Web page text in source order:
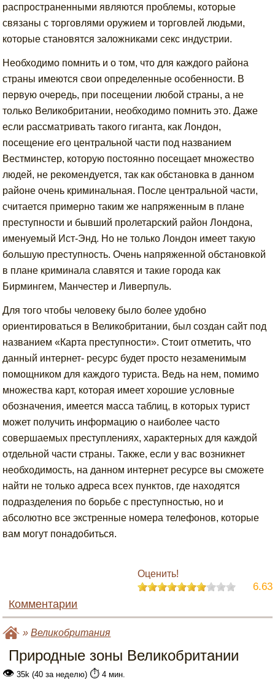
распространенными являются проблемы, которые
связаны с торговлями оружием и торговлей людьми,
которые становятся заложниками секс индустрии.
Необходимо помнить и о том, что для каждого района
страны имеются свои определенные особенности. В
первую очередь, при посещении любой страны, а не
только Великобритании, необходимо помнить это. Даже
если рассматривать такого гиганта, как Лондон,
посещение его центральной части под названием
Вестминстер, которую постоянно посещает множество
людей, не рекомендуется, так как обстановка в данном
районе очень криминальная. После центральной части,
считается примерно таким же напряженным в плане
преступности и бывший пролетарский район Лондона,
именуемый Ист-Энд. Но не только Лондон имеет такую
большую преступность. Очень напряженной обстановкой
в плане криминала славятся и такие города как
Бирмингем, Манчестер и Ливерпуль.
Для того чтобы человеку было более удобно
ориентироваться в Великобритании, был создан сайт под
названием «Карта преступности». Стоит отметить, что
данный интернет- ресурс будет просто незаменимым
помощником для каждого туриста. Ведь на нем, помимо
множества карт, которая имеет хорошие условные
обозначения, имеется масса таблиц, в которых турист
может получить информацию о наиболее часто
совершаемых преступлениях, характерных для каждой
отдельной части страны. Также, если у вас возникнет
необходимость, на данном интернет ресурсе вы сможете
найти не только адреса всех пунктов, где находятся
подразделения по борьбе с преступностью, но и
абсолютно все экстренные номера телефонов, которые
вам могут понадобиться.
Оценить!
6.63
Комментарии
»Великобритания
Природные зоны Великобритании
👁 35k (40 за неделю) ⏱️ 4 мин.